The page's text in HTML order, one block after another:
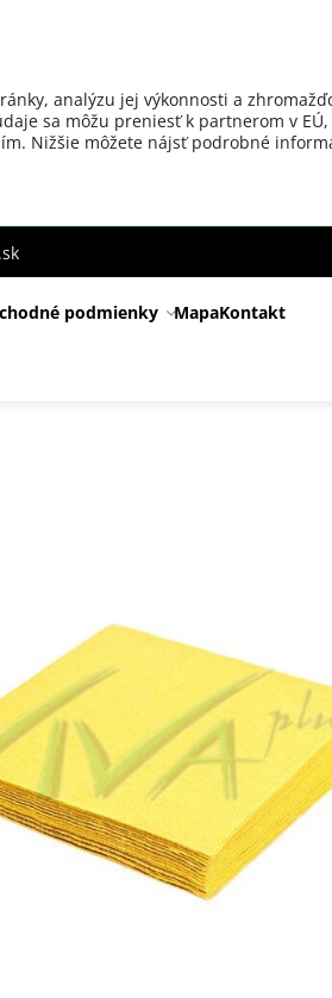
podmienky MapaKontakt
analýzu jej výkonnosti a
sa môžu preniesť k partnerom v
Nižšie môžete nájsť podrobné